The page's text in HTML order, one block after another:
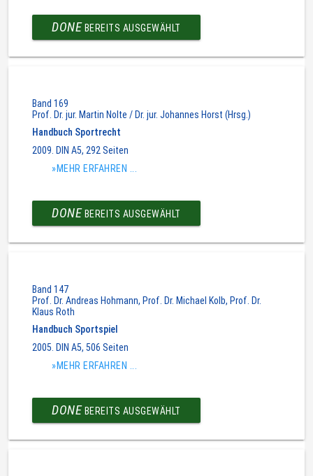
DONE BEREITS AUSGEWÄHLT
Band 169
Prof. Dr. jur. Martin Nolte / Dr. jur. Johannes Horst (Hrsg.)
Handbuch Sportrecht
2009. DIN A5, 292 Seiten
»MEHR ERFAHREN ...
DONE BEREITS AUSGEWÄHLT
Band 147
Prof. Dr. Andreas Hohmann, Prof. Dr. Michael Kolb, Prof. Dr.
Klaus Roth
Handbuch Sportspiel
2005. DIN A5, 506 Seiten
»MEHR ERFAHREN ...
DONE BEREITS AUSGEWÄHLT